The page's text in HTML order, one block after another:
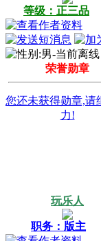
等级：正三品
荣誉勋章
您还未获得勋章,请
力!
玩乐人
职务：版主